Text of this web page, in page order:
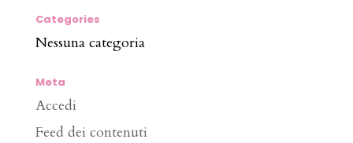
Categories
Nessuna categoria
Meta
Accedi
Feed dei contenuti